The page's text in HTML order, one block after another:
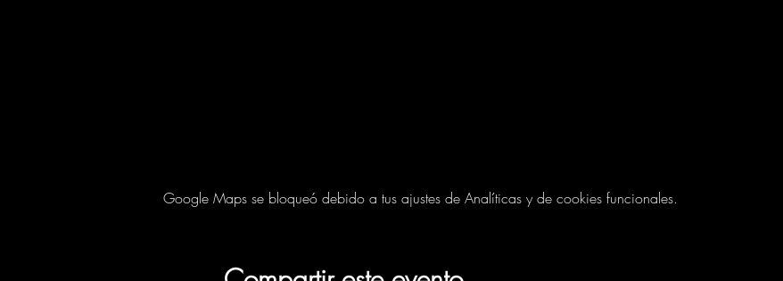
Google Maps se bloqueó debido a tus ajustes de Analíticas y de cookies funcionales.